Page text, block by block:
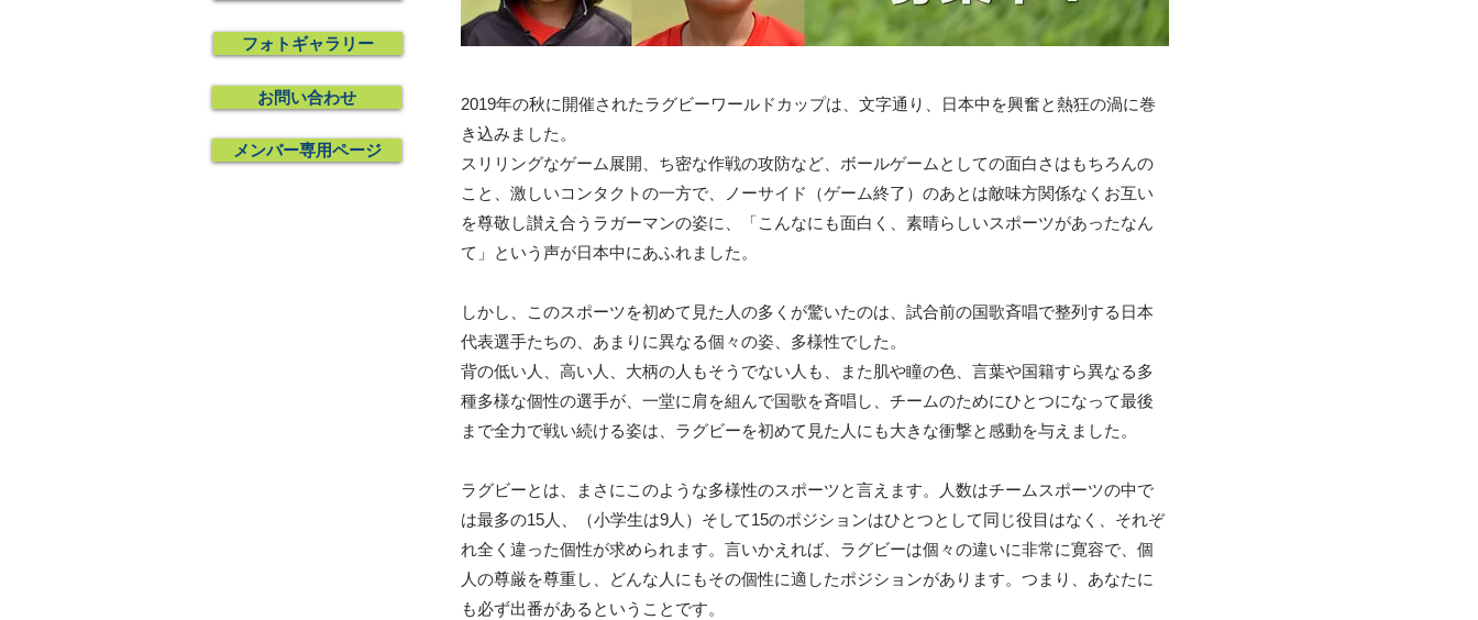
フォトギャラリー
お問い合わせ
メンバー専用ページ
2019年の秋に開催されたラグビーワールドカップは、文字通り、日本中を興奮と熱狂の渦に巻
き込みました。
​スリリングなゲーム展開、ち密な作戦の攻防など、ボールゲームとしての面白さはもちろんの
こと、激しいコンタクトの一方で、ノーサイド（ゲーム終了）のあとは敵味方関係なくお互い
を尊敬し讃え合うラガーマンの姿に、「こんなにも面白く、素晴らしいスポーツがあったなん
て」という声が日本中にあふれました。
しかし、このスポーツを初めて見た人の多くが驚いたのは、試合前の国歌斉唱で整列する日本
代表選手たちの、あまりに異なる個々の姿、多様性でした。
背の低い人、高い人、大柄の人もそうでない人も、また肌や瞳の色、言葉や国籍すら異なる多
種多様な個性の選手が、一堂に肩を組んで国歌を斉唱し、チームのためにひとつになって最後
まで全力で戦い続ける姿は、ラグビーを初めて見た人にも大きな衝撃と感動を与えました。
ラグビーとは、まさにこのような多様性のスポーツと言えます。人数はチームスポーツの中で
は最多の15人、（小学生は9人）そして15のポジションはひとつとして同じ役目はなく、それぞ
れ全く違った個性が求められます。言いかえれば、ラグビーは個々の違いに非常に寛容で、個
人の尊厳を尊重し、どんな人にもその個性に適したポジションがあります。つまり、あなたに
も必ず出番があるということです。